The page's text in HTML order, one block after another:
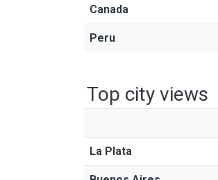
Canada
Peru
Top city views
La Plata